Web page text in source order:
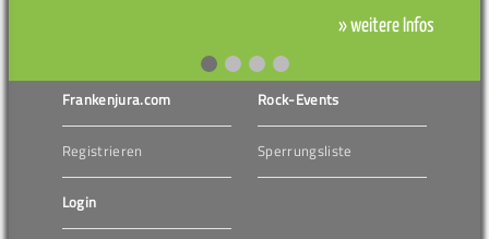
» weitere Infos
Frankenjura.com
Registrieren
Login
Rock-Events
Sperrungsliste